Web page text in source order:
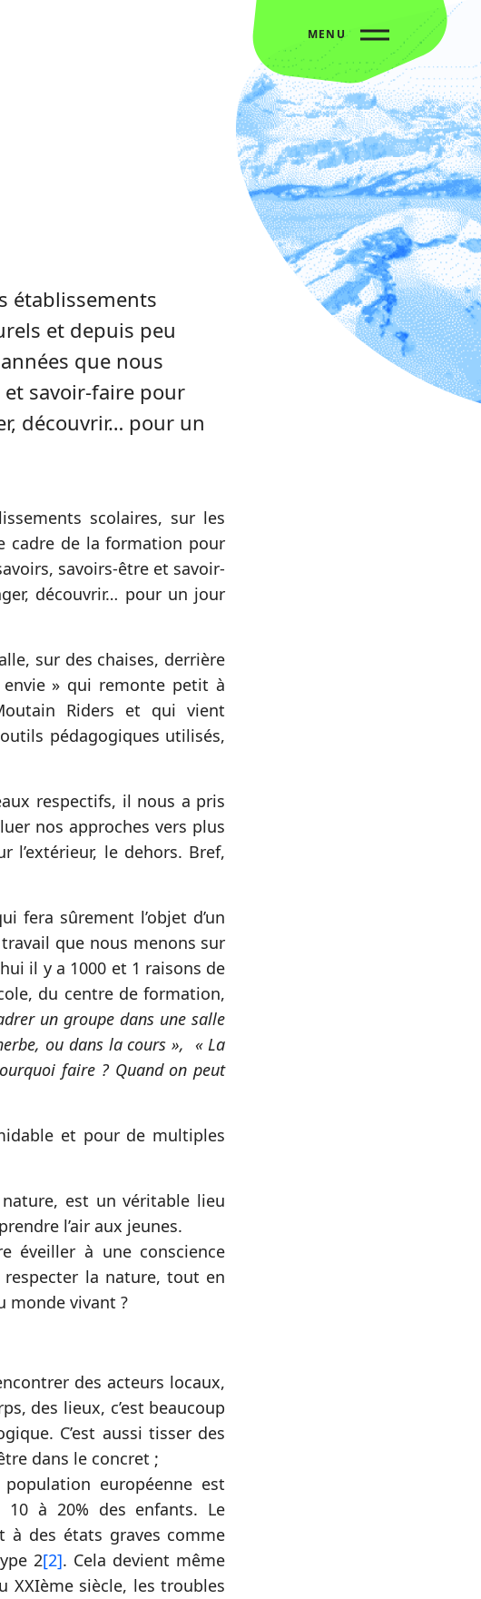
MENU
établissements
et depuis peu
que nous
savoir-faire pour
découvrir… pour un
scolaires, sur les
cadre de la formation pour
savoirs-être et savoir-
découvrir… pour un jour
sur des chaises, derrière
» qui remonte petit à
Riders et qui vient
pédagogiques utilisés,
respectifs, il nous a pris
nos approches vers plus
l’extérieur, le dehors. Bref,
fera sûrement l’objet d’un
que nous menons sur
il y a 1000 et 1 raisons de
du centre de formation,
un groupe dans une salle
ou dans la cours », « La
faire ? Quand on peut
et pour de multiples
est un véritable lieu
l’air aux jeunes.
éveiller à une conscience
la nature, tout en
monde vivant ?
des acteurs locaux,
des lieux, c’est beaucoup
C’est aussi tisser des
dans le concret ;
européenne est
10 à 20% des enfants. Le
à des états graves comme
2[2]. Cela devient même
siècle, les troubles